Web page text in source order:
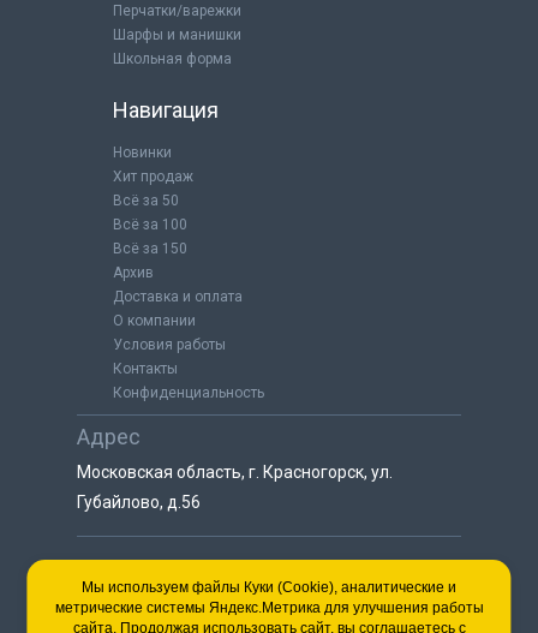
Перчатки/варежки
Шарфы и манишки
Школьная форма
Навигация
Новинки
Хит продаж
Всё за 50
Всё за 100
Всё за 150
Архив
Доставка и оплата
О компании
Условия работы
Контакты
Конфиденциальность
Адрес
Московская область, г. Красногорск, ул.
Губайлово, д.56
8 (925) 064-55-25
пн-сб с 9:00 до 18:00
Мы используем файлы Куки (Cookie), аналитические и
метрические системы Яндекс.Метрика для улучшения работы
сайта. Продолжая использовать сайт, вы соглашаетесь с